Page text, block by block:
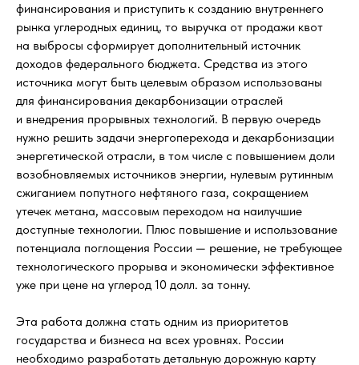
финансирования и приступить к созданию внутреннего
рынка углеродных единиц, то выручка от продажи квот
на выбросы сформирует дополнительный источник
доходов федерального бюджета. Средства из этого
источника могут быть целевым образом использованы
для финансирования декарбонизации отраслей
и внедрения прорывных технологий. В первую очередь
нужно решить задачи энергоперехода и декарбонизации
энергетической отрасли, в том числе с повышением доли
возобновляемых источников энергии, нулевым рутинным
сжиганием попутного нефтяного газа, сокращением
утечек метана, массовым переходом на наилучшие
доступные технологии. Плюс повышение и использование
потенциала поглощения России — решение, не требующее
технологического прорыва и экономически эффективное
уже при цене на углерод 10 долл. за тонну.
Эта работа должна стать одним из приоритетов
государства и бизнеса на всех уровнях. России
необходимо разработать детальную дорожную карту